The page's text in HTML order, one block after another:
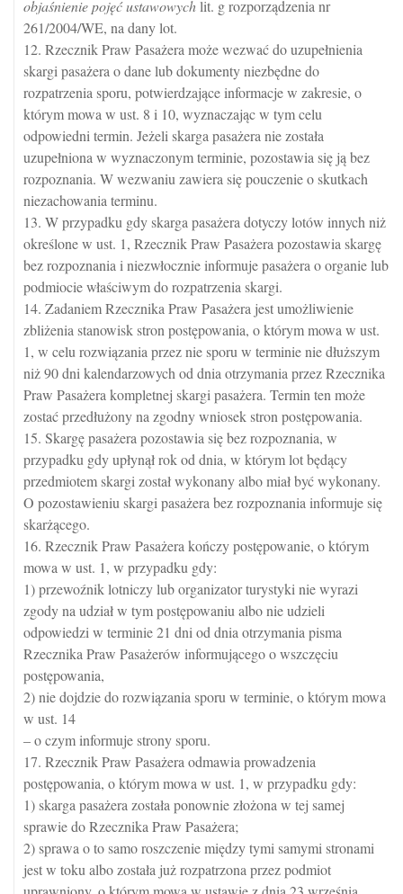
objaśnienie pojęć ustawowychlit. g rozporządzenia nr
261/2004/WE, na dany lot.
12. Rzecznik Praw Pasażera może wezwać do uzupełnienia
skargi pasażera o dane lub dokumenty niezbędne do
rozpatrzenia sporu, potwierdzające informacje w zakresie, o
którym mowa w ust. 8 i 10, wyznaczając w tym celu
odpowiedni termin. Jeżeli skarga pasażera nie została
uzupełniona w wyznaczonym terminie, pozostawia się ją bez
rozpoznania. W wezwaniu zawiera się pouczenie o skutkach
niezachowania terminu.
13. W przypadku gdy skarga pasażera dotyczy lotów innych niż
określone w ust. 1, Rzecznik Praw Pasażera pozostawia skargę
bez rozpoznania i niezwłocznie informuje pasażera o organie lub
podmiocie właściwym do rozpatrzenia skargi.
14. Zadaniem Rzecznika Praw Pasażera jest umożliwienie
zbliżenia stanowisk stron postępowania, o którym mowa w ust.
1, w celu rozwiązania przez nie sporu w terminie nie dłuższym
niż 90 dni kalendarzowych od dnia otrzymania przez Rzecznika
Praw Pasażera kompletnej skargi pasażera. Termin ten może
zostać przedłużony na zgodny wniosek stron postępowania.
15. Skargę pasażera pozostawia się bez rozpoznania, w
przypadku gdy upłynął rok od dnia, w którym lot będący
przedmiotem skargi został wykonany albo miał być wykonany.
O pozostawieniu skargi pasażera bez rozpoznania informuje się
skarżącego.
16. Rzecznik Praw Pasażera kończy postępowanie, o którym
mowa w ust. 1, w przypadku gdy:
1) przewoźnik lotniczy lub organizator turystyki nie wyrazi
zgody na udział w tym postępowaniu albo nie udzieli
odpowiedzi w terminie 21 dni od dnia otrzymania pisma
Rzecznika Praw Pasażerów informującego o wszczęciu
postępowania,
2) nie dojdzie do rozwiązania sporu w terminie, o którym mowa
w ust. 14
– o czym informuje strony sporu.
17. Rzecznik Praw Pasażera odmawia prowadzenia
postępowania, o którym mowa w ust. 1, w przypadku gdy:
1) skarga pasażera została ponownie złożona w tej samej
sprawie do Rzecznika Praw Pasażera;
2) sprawa o to samo roszczenie między tymi samymi stronami
jest w toku albo została już rozpatrzona przez podmiot